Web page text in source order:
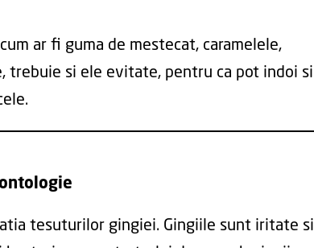
ar fi guma de mestecat, caramelele,
trebuie si ele evitate, pentru ca pot indoi si
tesuturilor gingiei. Gingiile sunt iritate si